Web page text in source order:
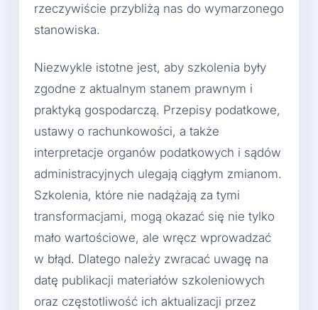
rzeczywiście przybliżą nas do wymarzonego
stanowiska.
Niezwykle istotne jest, aby szkolenia były
zgodne z aktualnym stanem prawnym i
praktyką gospodarczą. Przepisy podatkowe,
ustawy o rachunkowości, a także
interpretacje organów podatkowych i sądów
administracyjnych ulegają ciągłym zmianom.
Szkolenia, które nie nadążają za tymi
transformacjami, mogą okazać się nie tylko
mało wartościowe, ale wręcz wprowadzać
w błąd. Dlatego należy zwracać uwagę na
datę publikacji materiałów szkoleniowych
oraz częstotliwość ich aktualizacji przez